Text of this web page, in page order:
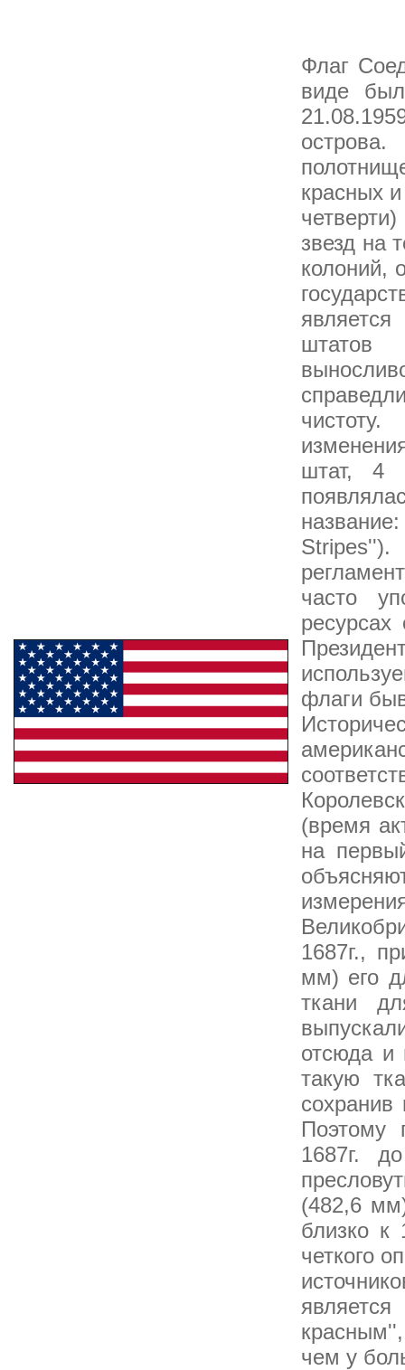
Флаг
виде
красных
звезд на
колоний,
штатов
штат, 4
часто
флаги
(время
на
1687г.,
мм) его
ткани
отсюда и
такую
Поэтому
1687г.
(482,6
близко к
четкого
чем у